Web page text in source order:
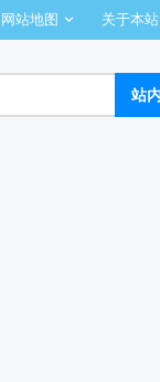
网站地图 关于本站